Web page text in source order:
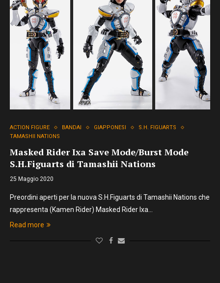
ACTION FIGURE BANDAI GIAPPONESI
S.H. FIGUARTS
TAMASHII NATIONS
Masked Rider Ixa Save Mode/Burst Mode
S.H.Figuarts di Tamashii Nations
25 Maggio 2020
Preordini aperti per la nuova S.H.Figuarts di Tamashii Nations che
rappresenta (Kamen Rider) Masked Rider Ixa…
Read more